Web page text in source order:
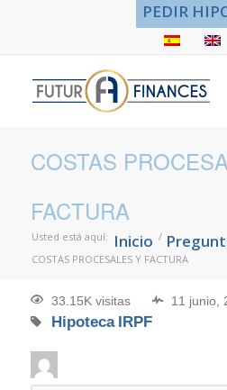
PEDIR
COSTAS
FACTURA
Usted está aquí: Inicio /
COSTAS PROCESALES Y FACTURA
33.15K visitas 11 junio,
Hipoteca IRPF